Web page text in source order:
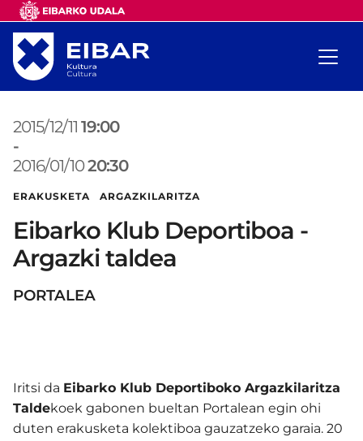
2015/12/11 19:00
-
2016/01/1020:30
ERAKUSKETA ARGAZKILARITZA
Eibarko Klub Deportiboa -
Argazki taldea
PORTALEA
Iritsi da Eibarko Klub Deportiboko Argazkilaritza
Taldekoek gabonen bueltan Portalean egin ohi
duten erakusketa kolektiboa gauzatzeko garaia. 20